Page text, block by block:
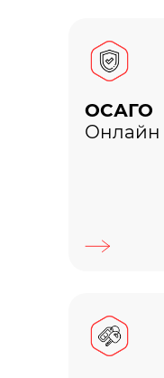
ОСАГО
Онлайн